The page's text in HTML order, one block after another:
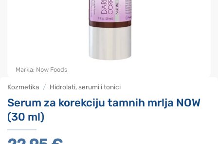
Kozmetika / Hidrolati, serumi i tonici
Serum za korekciju tamnih mrlja NOW
(30 ml)
Marka: Now Foods